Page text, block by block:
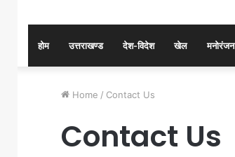
होम उत्तराखण्ड देश-विदेश खेल मनोरंजन
Home / Contact Us
Contact Us